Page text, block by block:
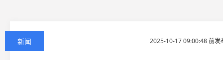
新闻 2025-10-17 09:00:48 前